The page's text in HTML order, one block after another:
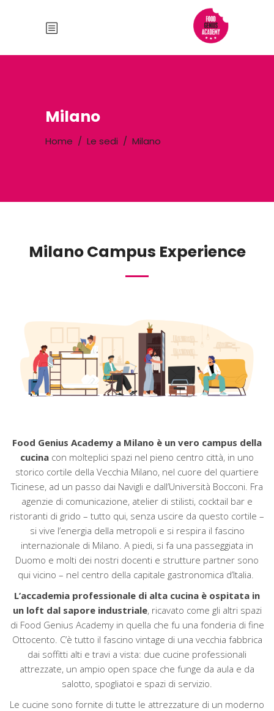
Milano
Home / Le sedi / Milano
Milano Campus Experience
Food Genius Academy a Milano è un vero campus della
cucina con molteplici spazi nel pieno centro città, in uno
storico cortile della Vecchia Milano, nel cuore del quartiere
Ticinese, ad un passo dai Navigli e dall’Università Bocconi. Fra
agenzie di comunicazione, atelier di stilisti, cocktail bar e
ristoranti di grido – tutto qui, senza uscire da questo cortile –
si vive l’energia della metropoli e si respira il fascino
internazionale di Milano. A piedi, si fa una passeggiata in
Duomo e molti dei nostri docenti e strutture partner sono
qui vicino – nel centro della capitale gastronomica d’Italia.
L’accademia professionale di alta cucina è ospitata in
un loft dal sapore industriale, ricavato come gli altri spazi
di Food Genius Academy in quella che fu una fonderia di fine
Ottocento. C’è tutto il fascino vintage di una vecchia fabbrica
dai soffitti alti e travi a vista: due cucine professionali
attrezzate, un ampio open space che funge da aula e da
salotto, spogliatoi e spazi di servizio.
Le cucine sono fornite di tutte le attrezzature di un moderno